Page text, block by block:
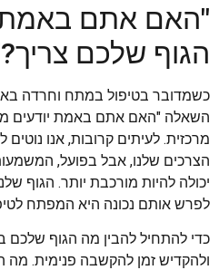
"האם אתם באמת
הגוף שלכם
כשמדובר בטיפול במתח וחרדה
השאלה "האם אתם באמת יודעים
מרכזית. לעיתים קרובות, אנו
הצרכים שלנו, אבל בפועל,
יכולה להיות מורכבת יותר. הגוף
לפרש אותם נכונה היא המפתח
כדי להתחיל להבין מה הגוף שלכם
ולהקדיש זמן להקשבה פנימית.